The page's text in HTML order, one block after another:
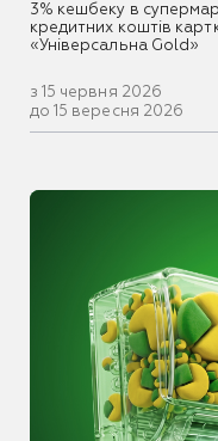
3% кешбеку в
кредитних коштів
«Універсальна Gold»
з 15 червня 2026
до 15 вересня 2026